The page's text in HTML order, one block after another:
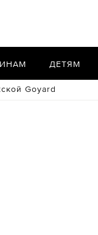
ДЕТЯМ
Goyard